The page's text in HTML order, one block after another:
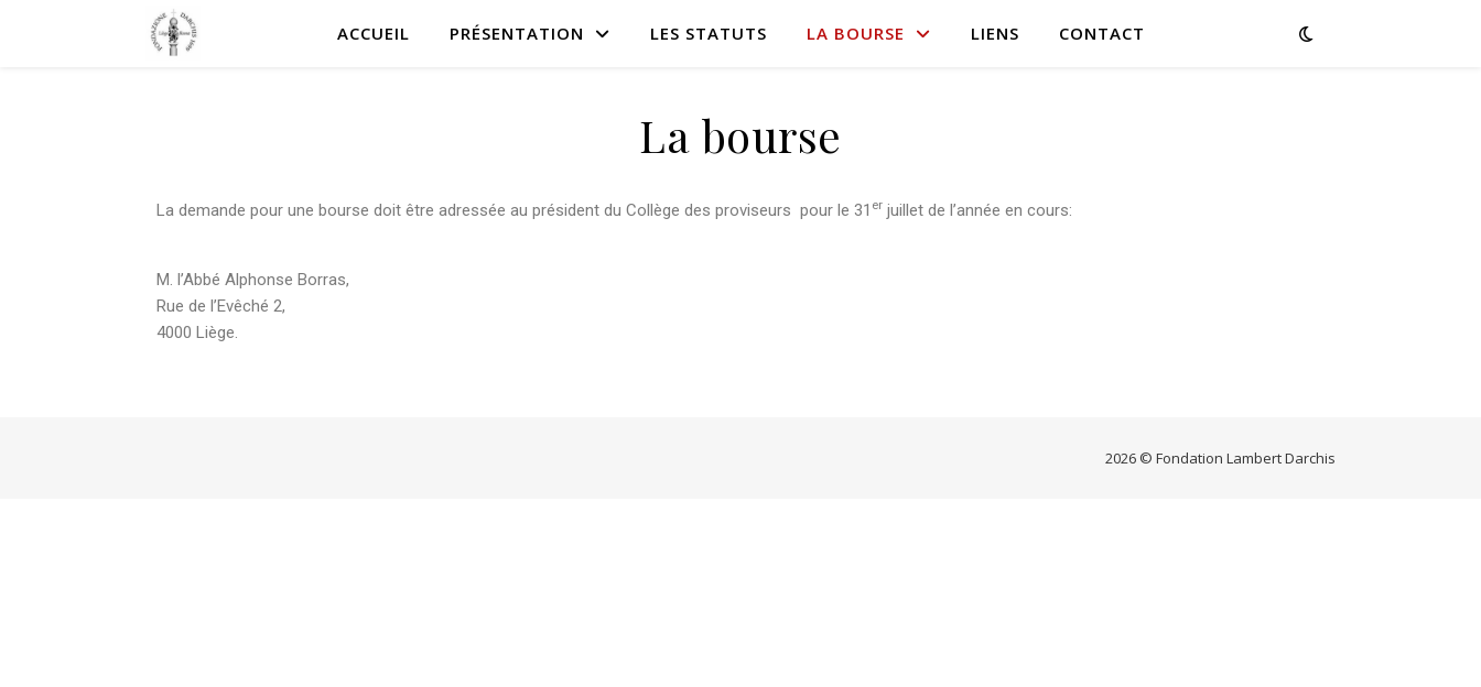
ACCUEIL PRÉSENTATION LES STATUTS LA BOURSE LIENS CONTACT
La bourse
La demande pour une bourse doit être adressée au président du Collège des proviseurs pour le 31 er juillet de l’année en cours:
M. l’Abbé Alphonse Borras,
Rue de l’Evêché 2,
4000 Liège.
2026 © Fondation Lambert Darchis